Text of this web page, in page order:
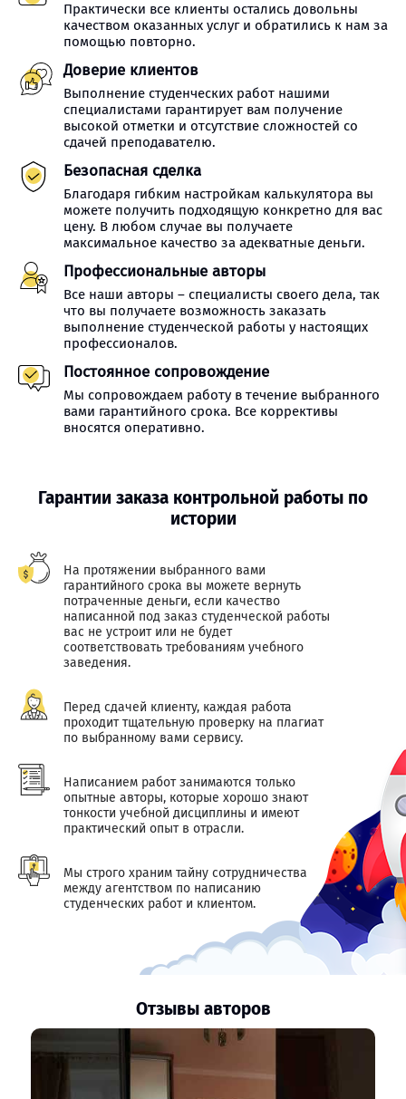
Практически все клиенты остались довольны
качеством оказанных услуг и обратились к нам за
помощью повторно.
Доверие клиентов
Выполнение студенческих работ нашими
специалистами гарантирует вам получение
высокой отметки и отсутствие сложностей со
сдачей преподавателю.
Безопасная сделка
Благодаря гибким настройкам калькулятора вы
можете получить подходящую конкретно для вас
цену. В любом случае вы получаете
максимальное качество за адекватные деньги.
Профессиональные авторы
Все наши авторы – специалисты своего дела, так
что вы получаете возможность заказать
выполнение студенческой работы у настоящих
профессионалов.
Постоянное сопровождение
Мы сопровождаем работу в течение выбранного
вами гарантийного срока. Все коррективы
вносятся оперативно.
Гарантии заказа контрольной работы по
истории
На протяжении выбранного вами
гарантийного срока вы можете вернуть
потраченные деньги, если качество
написанной под заказ студенческой работы
вас не устроит или не будет
соответствовать требованиям учебного
заведения.
Перед сдачей клиенту, каждая работа
проходит тщательную проверку на плагиат
по выбранному вами сервису.
Написанием работ занимаются только
опытные авторы, которые хорошо знают
тонкости учебной дисциплины и имеют
практический опыт в отрасли.
Мы строго храним тайну сотрудничества
между агентством по написанию
студенческих работ и клиентом.
Отзывы авторов